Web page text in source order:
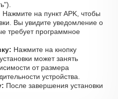
Нажмите на пункт APK, чтобы
Вы увидите уведомление о
требует программное
Нажмите на кнопку
может занять
от размера
устройства.
После завершения установки